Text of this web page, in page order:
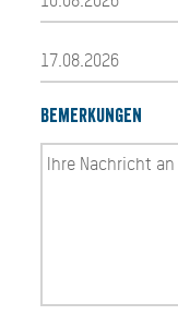
Bemerkungen